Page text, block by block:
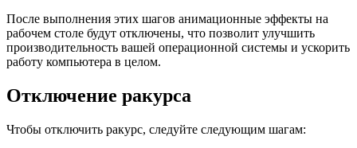
После выполнения этих шагов анимационные эффекты на
рабочем столе будут отключены, что позволит улучшить
производительность вашей операционной системы и ускорить
работу компьютера в целом.
Отключение ракурса
Чтобы отключить ракурс, следуйте следующим шагам: